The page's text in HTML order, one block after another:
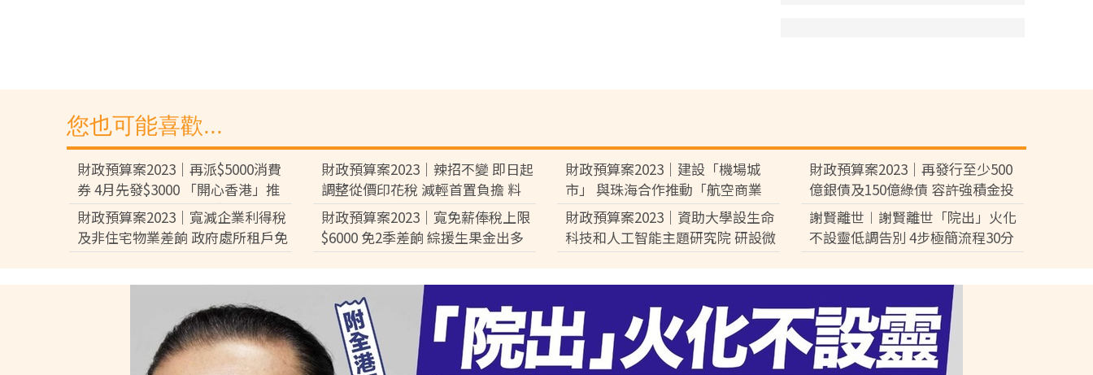
您也可能喜歡...
財政預算案2023｜再派$5000消費
券 4月先發$3000 「開心香港」推
美食市集海陸嘉年華同歡
財政預算案2023｜辣招不變 即日起
調整從價印花稅 減輕首置負擔 料
3.7萬買家受惠
財政預算案2023｜建設「機場城
市」 與珠海合作推動「航空商業
園」
財政預算案2023｜再發行至少500
億銀債及150億綠債 容許強積金投
資
財政預算案2023｜寬減企業利得稅
及非住宅物業差餉 政府處所租戶免
租一半
財政預算案2023｜寬免薪俸稅上限
$6000 免2季差餉 綜援生果金出多
「半糧」
財政預算案2023｜資助大學設生命
科技和人工智能主題研究院 研設微
電子研發院
謝賢離世︱謝賢離世「院出」火化
不設靈低調告別 4步極簡流程30分
鐘即出殯 只適用1類病人【附全港